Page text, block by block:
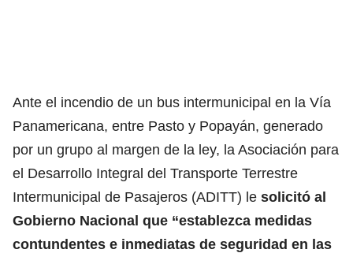
Ante el incendio de un bus intermunicipal en la Vía
Panamericana, entre Pasto y Popayán, generado
por un grupo al margen de la ley, la Asociación para
el Desarrollo Integral del Transporte Terrestre
Intermunicipal de Pasajeros (ADITT) le solicitó al
Gobierno Nacional que “establezca medidas
contundentes e inmediatas de seguridad en las